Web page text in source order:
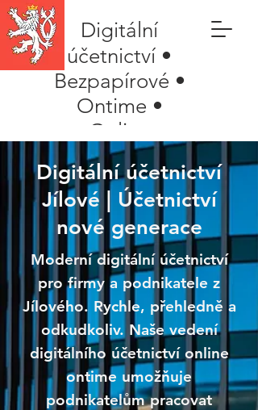
Digitální
účetnictví •
Bezpapírové •
Ontime •
Online
Digitální účetnictví
Jílové | Účetnictví
nové generace
Moderní digitální účetnictví
pro firmy a podnikatele z
Jílového. Rychle, přehledně a
odkudkoliv. Naše vedení
digitálního účetnictví online
ontime umožňuje
podnikatelům pracovat